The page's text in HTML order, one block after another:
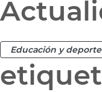
Educación y deporte